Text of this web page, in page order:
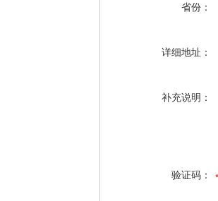
省份：
详细地址：
补充说明：
验证码：